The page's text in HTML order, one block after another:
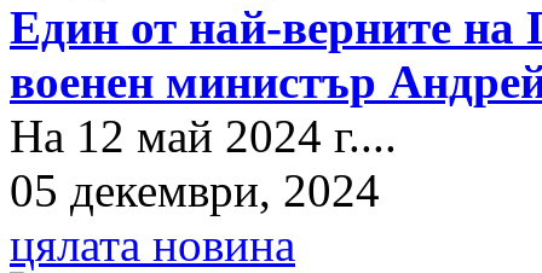
Един от най-верните на
военен министър
На 12 май 2024 г....
05 декември, 2024
цялата новина